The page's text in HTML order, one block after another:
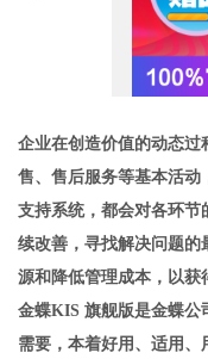
企业在创造价值的动态过
售、售后服务等基本活动
支持系统，都会对各环节
续改善，寻找解决问题的
源和降低管理成本，以获
金蝶KIS 旗舰版是金蝶公
需要，本着好用、适用